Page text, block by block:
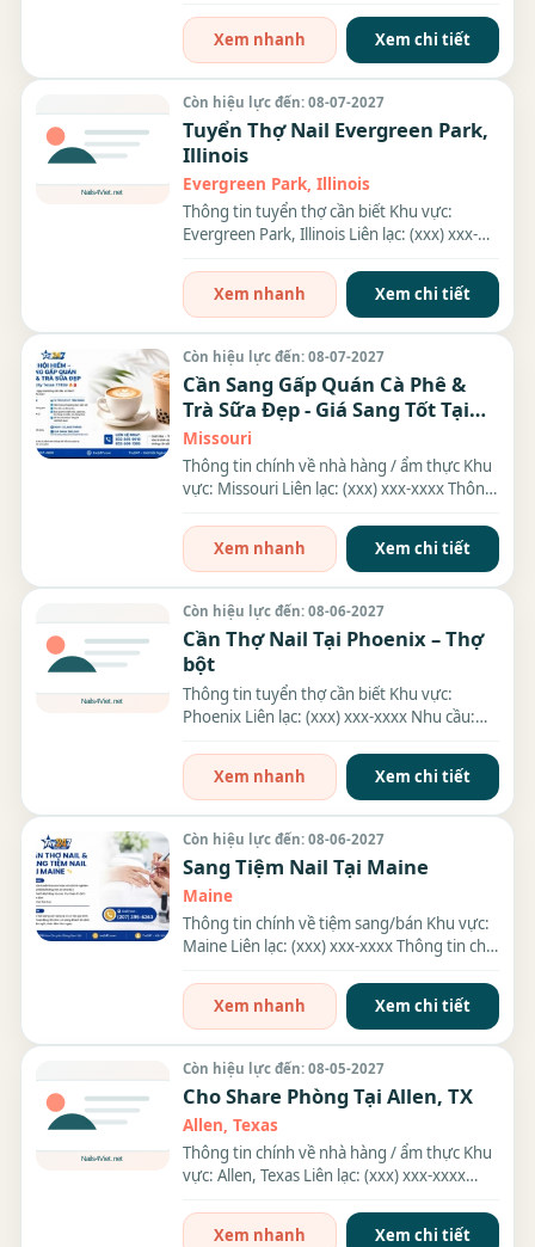
Xem nhanh
Xem chi tiết
Còn hiệu lực đến: 08-07-2027
Tuyển Thợ Nail Evergreen Park,
Illinois
Evergreen Park, Illinois
Thông tin tuyển thợ cần biết Khu vực:
Evergreen Park, Illinois Liên lạc: (xxx) xxx-
Xem nhanh
Xem chi tiết
Còn hiệu lực đến: 08-07-2027
Cần Sang Gấp Quán Cà Phê &
Trà Sữa Đẹp - Giá Sang Tốt Tại
Missouri
Missouri
Thông tin chính về nhà hàng / ẩm thực Khu
vực: Missouri Liên lạc: (xxx) xxx-xxxx Thông
Xem nhanh
Xem chi tiết
Còn hiệu lực đến: 08-06-2027
Cần Thợ Nail Tại Phoenix – Thợ
bột
Thông tin tuyển thợ cần biết Khu vực:
Phoenix Liên lạc: (xxx) xxx-xxxx Nhu cầu:
Xem nhanh
Xem chi tiết
Còn hiệu lực đến: 08-06-2027
Sang Tiệm Nail Tại Maine
Maine
Thông tin chính về tiệm sang/bán Khu vực:
Maine Liên lạc: (xxx) xxx-xxxx Thông tin chi
Xem nhanh
Xem chi tiết
Còn hiệu lực đến: 08-05-2027
Cho Share Phòng Tại Allen, TX
Allen, Texas
Thông tin chính về nhà hàng / ẩm thực Khu
vực: Allen, Texas Liên lạc: (xxx) xxx-xxxx
Xem nhanh
Xem chi tiết